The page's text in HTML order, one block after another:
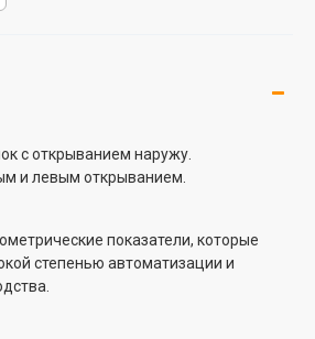
с открыванием наружу.
и левым открыванием.
показатели, которые
степенью автоматизации и